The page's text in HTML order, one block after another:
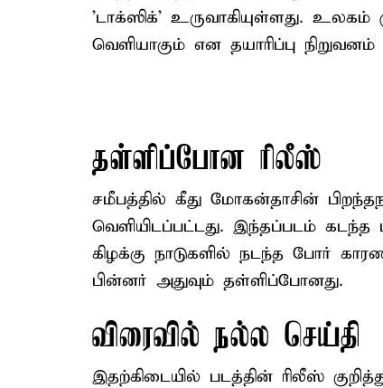
'டாக்ஸிக்' உருவாகியுள்ளது. உலகம்
வெளியாகும் என தயாரிப்பு
தள்ளிப்போன ரிலீஸ்
சமீபத்தில் கீது மோகன்தாசின்
வெளியிடப்பட்டது. இந்தப்படம் கடந்த
கிழக்கு நாடுகளில் நடந்த போர்
பின்னர் அதுவும் தள்ளிப்போனது.
விரைவில் நல்ல செய்தி
இதற்கிடையில் படத்தின் ரிலீஸ்